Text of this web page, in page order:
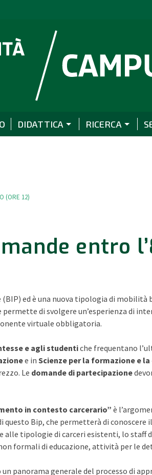
DIDATTICA RICERCA
(ORE 12)
entro
ed è una nuova tipologia di mobilità
di svolgere un’esperienza di
virtuale obbligatoria.
e agli studentiche frequentano
e in Scienze per la formazione e
Le domande di partecipazione
in contesto carcerario” è
questo Bip, che permetterà di
alle tipologie di carceri esistenti, lo staff
formali di educazione, attività per le
panorama generale del processo di